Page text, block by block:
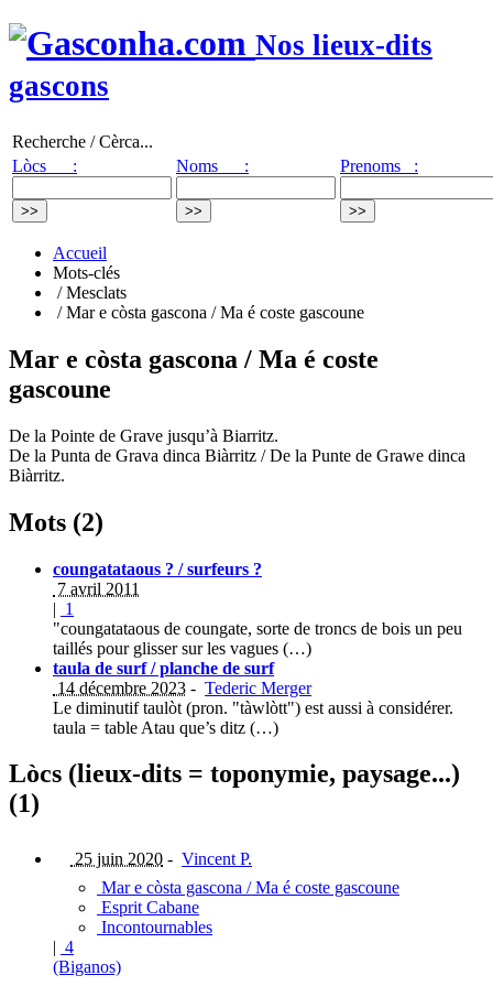
Nos lieux-dits
gascons
Recherche / Cèrca...
Lòcs :
Noms : Prenoms :
Accueil
Mots-clés
/ Mesclats
/ Mar e còsta gascona / Ma é coste gascoune
Mar e còsta gascona / Ma é coste
gascoune
De la Pointe de Grave jusqu’à Biarritz.
De la Punta de Grava dinca Biàrritz / De la Punte de Grawe dinca
Biàrritz.
Mots (2)
coungatataous ? / surfeurs ?
7 avril 2011
| 1
"coungatataous de coungate, sorte de troncs de bois un peu
taillés pour glisser sur les vagues (…)
taula de surf / planche de surf
14 décembre 2023 - Tederic Merger
Le diminutif taulòt (pron. "tàwlòtt") est aussi à considérer.
taula = table Atau que’s ditz (…)
Lòcs (lieux-dits = toponymie, paysage...)
(1)
25 juin 2020 - Vincent P.
Mar e còsta gascona / Ma é coste gascoune
Esprit Cabane
Incontournables
| 4
(Biganos)